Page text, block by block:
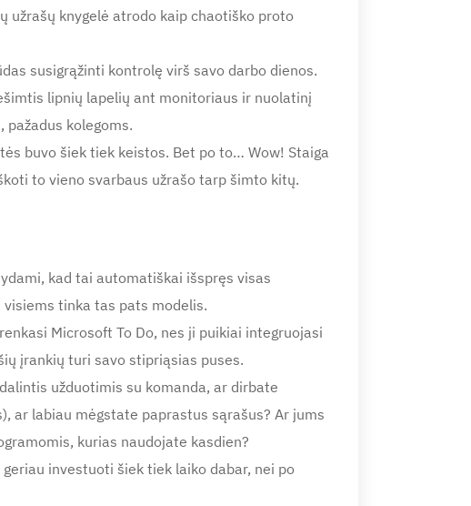
užrašų knygelė atrodo kaip chaotiško proto
susigrąžinti kontrolę virš savo darbo dienos.
lipnių lapelių ant monitoriaus ir nuolatinį
kolegoms.
buvo šiek tiek keistos. Bet po to… Wow! Staiga
to vieno svarbaus užrašo tarp šimto kitų.
kad tai automatiškai išspręs visas
tinka tas pats modelis.
Microsoft To Do, nes ji puikiai integruojasi
įrankių turi savo stipriąsias puses.
užduotimis su komanda, ar dirbate
ar labiau mėgstate paprastus sąrašus? Ar jums
kurias naudojate kasdien?
investuoti šiek tiek laiko dabar, nei po